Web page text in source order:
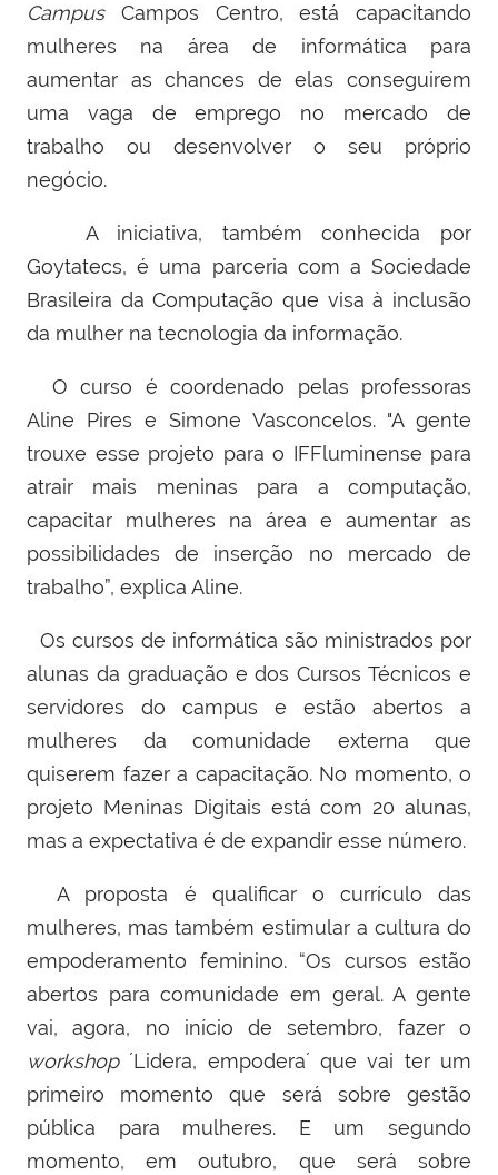
CampusCampos Centro,
está capacitando
mulheres na área de informática para
aumentar as chances de elas conseguirem
uma vaga de emprego no mercado de
trabalho ou desenvolver o seu próprio
negócio.
A iniciativa, também conhecida por
Goytatecs, é uma parceria com a Sociedade
Brasileira da Computação que visa à inclusão
da mulher na tecnologia da informação.
O curso é coordenado pelas professoras
Aline Pires e Simone Vasconcelos. "A gente
trouxe esse projeto para o IFFluminense para
atrair mais meninas para a computação,
capacitar mulheres na área e aumentar as
possibilidades de inserção no mercado de
trabalho”, explica Aline.
Os cursos de informática são ministrados por
alunas da graduação e dos Cursos Técnicos e
servidores do campus e estão abertos a
mulheres da comunidade externa que
quiserem fazer a capacitação. No momento, o
projeto Meninas Digitais está com 20 alunas,
mas a expectativa é de expandir esse número.
A proposta é qualificar o currículo das
mulheres, mas também estimular a cultura do
empoderamento feminino. “Os cursos estão
abertos para comunidade em geral. A gente
vai, agora, no início de setembro, fazer o
workshop´Lidera, empodera´ que vai ter um
primeiro momento que será sobre gestão
pública para mulheres. E um segundo
momento, em outubro, que será sobre